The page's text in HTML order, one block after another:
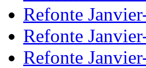
Refonte
Refonte
Refonte